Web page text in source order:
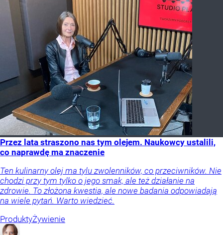
Przez lata straszono nas tym olejem. Naukowcy ustalili,
co naprawdę ma znaczenie
Ten kulinarny olej ma tylu zwolenników, co przeciwników. Nie
chodzi przy tym tylko o jego smak, ale też działanie na
zdrowie. To złożona kwestia, ale nowe badania odpowiadają
na wiele pytań. Warto wiedzieć.
ProduktyŻywienie